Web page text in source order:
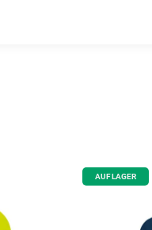
AUF LAGER